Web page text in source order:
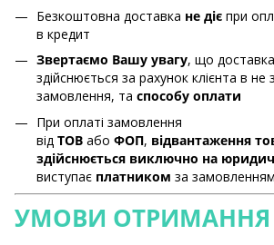
Безкоштовна доставка не діє при
в кредит
Звертаємо Вашу увагу, що
здійснюється за рахунок клієнта в не
замовлення, та способу оплати
При оплаті замовлення
від ТОВ або ФОП, відвантаження
здійснюється виключно на
виступає платником за
УМОВИ ОТРИМАННЯ